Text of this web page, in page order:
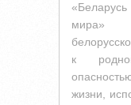
мира»
к
жизни,